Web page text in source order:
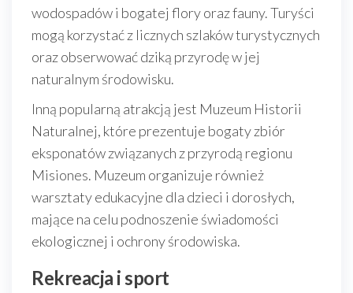
wodospadów i bogatej flory oraz fauny. Turyści
mogą korzystać z licznych szlaków turystycznych
oraz obserwować dziką przyrodę w jej
naturalnym środowisku.
Inną popularną atrakcją jest Muzeum Historii
Naturalnej, które prezentuje bogaty zbiór
eksponatów związanych z przyrodą regionu
Misiones. Muzeum organizuje również
warsztaty edukacyjne dla dzieci i dorosłych,
mające na celu podnoszenie świadomości
ekologicznej i ochrony środowiska.
Rekreacja i sport